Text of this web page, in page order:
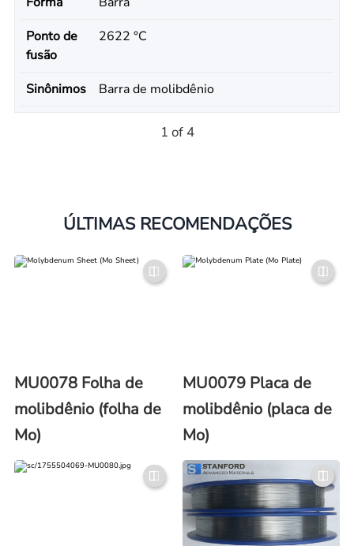
Ponto de
fusão
2622 °C
Sinônimos Barra de molibdênio
1 of 4
ÚLTIMAS RECOMENDAÇÕES
MU0078 Folha de
molibdênio (folha de
Mo)
MU0079 Placa de
molibdênio (placa de
Mo)